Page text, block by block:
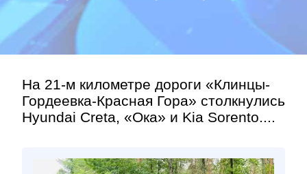
На 21-м километре дороги «Клинцы-
Гордеевка-Красная Гора» столкнулись
Hyundai Creta, «Ока» и Kia Sorento....
Правила »